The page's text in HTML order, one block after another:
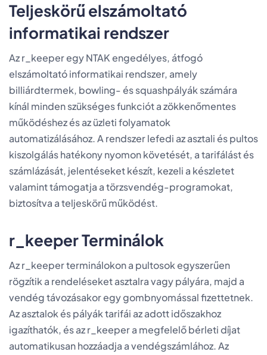
Teljeskörű elszámoltató
informatikai rendszer
Az r_keeper egy NTAK engedélyes, átfogó
elszámoltató informatikai rendszer, amely
billiárdtermek, bowling- és squashpályák számára
kínál minden szükséges funkciót a zökkenőmentes
működéshez és az üzleti folyamatok
automatizálásához. A rendszer lefedi az asztali és pultos
kiszolgálás hatékony nyomon követését, a tarifálást és
számlázását, jelentéseket készít, kezeli a készletet
valamint támogatja a törzsvendég-programokat,
biztosítva a teljeskörű működést.
r_keeper Terminálok
Az r_keeper terminálokon a pultosok egyszerűen
rögzítik a rendeléseket asztalra vagy pályára, majd a
vendég távozásakor egy gombnyomással fizettetnek.
Az asztalok és pályák tarifái az adott időszakhoz
igazíthatók, és az r_keeper a megfelelő bérleti díjat
automatikusan hozzáadja a vendégszámlához. Az